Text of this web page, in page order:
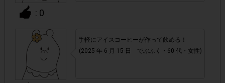
・参加(申し込み)を回答前にしていただければ、募集人数が
上限に達しても、掲載期間内のアンケート回答が可能です。
・悪質な投稿があった場合、アカウントを停止 させていた
だくこともあります。
: 0
手軽にアイスコーヒーが作って飲める！
(2025 年 6 月 15 日 でぶふく・60 代・女性)